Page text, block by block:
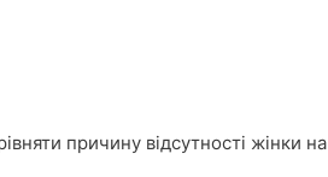
причину відсутності жінки на